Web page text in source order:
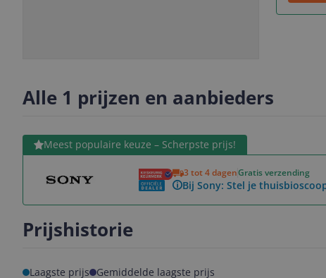
Alle 1 prijzen en aanbieders
Meest populaire keuze – Scherpste prijs!
3 tot 4 dagenGratis verzending
Bij Sony: Stel je
Bekijk product
Prijshistorie
Laagste prijs Gemiddelde laagste prijs